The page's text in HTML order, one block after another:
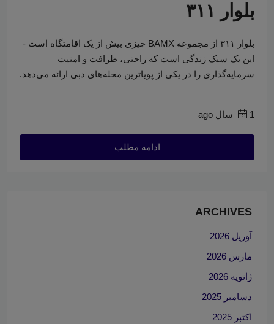
بلوار ۳۱۱
بلوار ۳۱۱ از مجموعه BAMX چیزی بیش از یک اقامتگاه است -
این یک سبک زندگی است که راحتی، ظرافت و امنیت
سرمایه‌گذاری را در یکی از پویاترین محله‌های دبی ارائه می‌دهد.
1 سال ago
ادامه مطلب
ARCHIVES
آوریل 2026
مارس 2026
ژانویه 2026
دسامبر 2025
اکتبر 2025